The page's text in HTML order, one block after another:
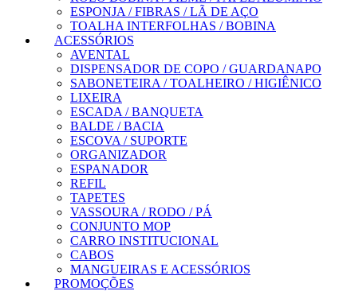
ESPONJA / FIBRAS / LÃ DE AÇO
TOALHA INTERFOLHAS / BOBINA
ACESSÓRIOS
AVENTAL
DISPENSADOR DE COPO / GUARDANAPO
SABONETEIRA / TOALHEIRO / HIGIÊNICO
LIXEIRA
ESCADA / BANQUETA
BALDE / BACIA
ESCOVA / SUPORTE
ORGANIZADOR
ESPANADOR
REFIL
TAPETES
VASSOURA / RODO / PÁ
CONJUNTO MOP
CARRO INSTITUCIONAL
CABOS
MANGUEIRAS E ACESSÓRIOS
PROMOÇÕES